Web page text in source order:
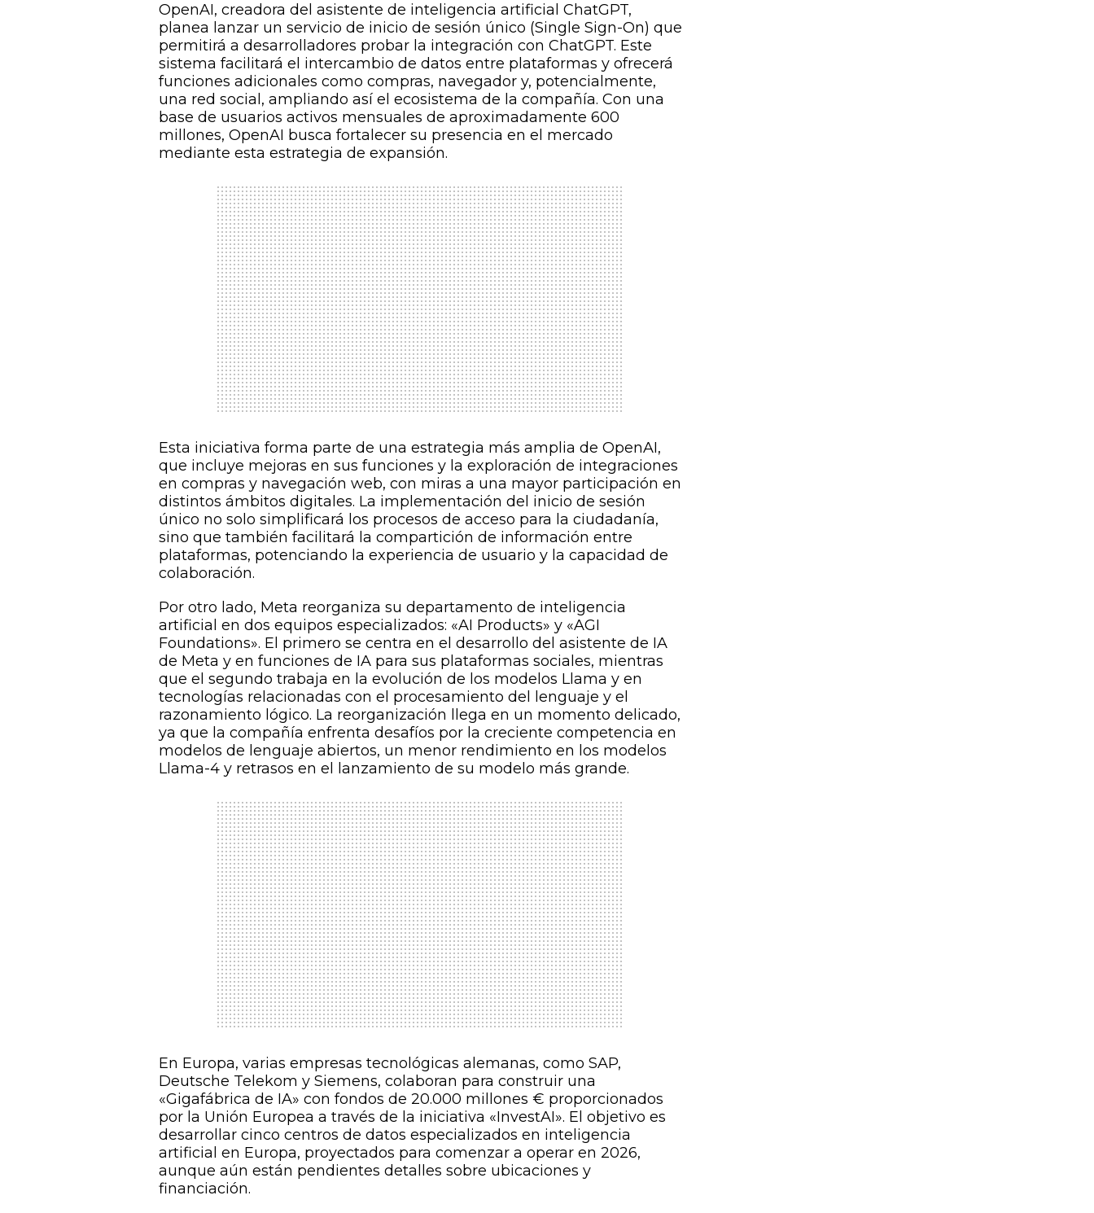
OpenAI, creadora del asistente de inteligencia artificial ChatGPT,
planea lanzar un servicio de inicio de sesión único (Single Sign-On) que
permitirá a desarrolladores probar la integración con ChatGPT. Este
sistema facilitará el intercambio de datos entre plataformas y ofrecerá
funciones adicionales como compras, navegador y, potencialmente,
una red social, ampliando así el ecosistema de la compañía. Con una
base de usuarios activos mensuales de aproximadamente 600
millones, OpenAI busca fortalecer su presencia en el mercado
mediante esta estrategia de expansión.
Esta iniciativa forma parte de una estrategia más amplia de OpenAI,
que incluye mejoras en sus funciones y la exploración de integraciones
en compras y navegación web, con miras a una mayor participación en
distintos ámbitos digitales. La implementación del inicio de sesión
único no solo simplificará los procesos de acceso para la ciudadanía,
sino que también facilitará la compartición de información entre
plataformas, potenciando la experiencia de usuario y la capacidad de
colaboración.
Por otro lado, Meta reorganiza su departamento de inteligencia
artificial en dos equipos especializados: «AI Products» y «AGI
Foundations». El primero se centra en el desarrollo del asistente de IA
de Meta y en funciones de IA para sus plataformas sociales, mientras
que el segundo trabaja en la evolución de los modelos Llama y en
tecnologías relacionadas con el procesamiento del lenguaje y el
razonamiento lógico. La reorganización llega en un momento delicado,
ya que la compañía enfrenta desafíos por la creciente competencia en
modelos de lenguaje abiertos, un menor rendimiento en los modelos
Llama-4 y retrasos en el lanzamiento de su modelo más grande.
En Europa, varias empresas tecnológicas alemanas, como SAP,
Deutsche Telekom y Siemens, colaboran para construir una
«Gigafábrica de IA» con fondos de 20.000 millones € proporcionados
por la Unión Europea a través de la iniciativa «InvestAI». El objetivo es
desarrollar cinco centros de datos especializados en inteligencia
artificial en Europa, proyectados para comenzar a operar en 2026,
aunque aún están pendientes detalles sobre ubicaciones y
financiación.